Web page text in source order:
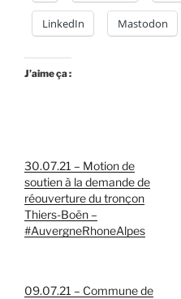
LinkedIn Mastodon
J’aime ça :
30.07.21 – Motion de
soutien à la demande de
réouverture du tronçon
Thiers-Boën –
#AuvergneRhoneAlpes
09.07.21 – Commune de